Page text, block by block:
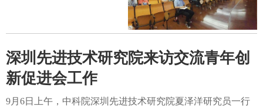
深圳先进技术研究院来访交流青年创
新促进会工作
9月6日上午，中科院深圳先进技术研究院夏泽洋研究员一行